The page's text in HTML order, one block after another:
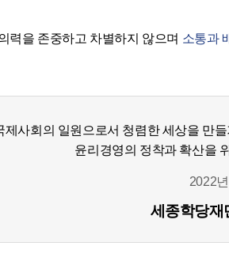
력을 존중하고 차별하지 않으며 소통과
제사회의 일원으로서 청렴한 세상을 만
윤리경영의 정착과 확산을
2022
세종학당재